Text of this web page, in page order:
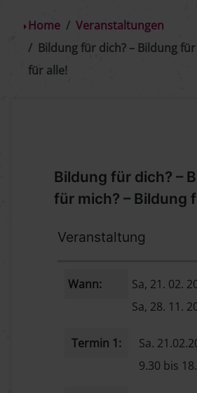
Home
Veranstaltungen
Bildung für dich? – Bildung
für alle!
Bildung für dich? –
für mich? – Bildung
Veranstaltung
Wann: Sa, 21. 02.
Sa, 28. 11.
Termin 1:
Sa.
9.30 bis